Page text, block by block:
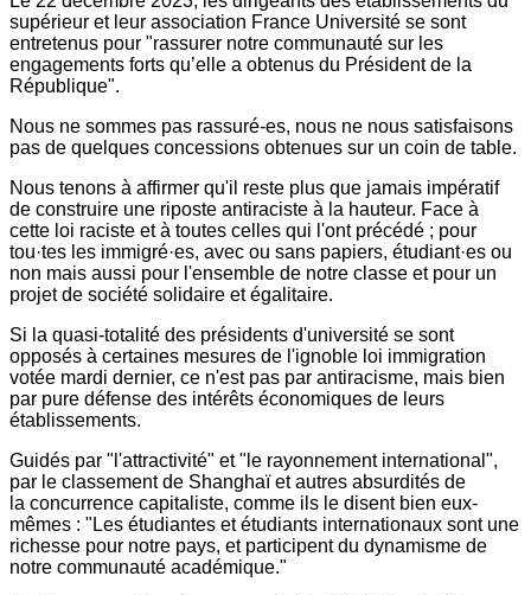
supérieur et leur association France Université se sont
entretenus pour "rassurer notre communauté sur les
engagements forts qu’elle a obtenus du Président de la
République".
Nous ne sommes pas rassuré-es, nous ne nous satisfaisons
pas de quelques concessions obtenues sur un coin de table.
Nous tenons à affirmer qu'il reste plus que jamais impératif
de construire une riposte antiraciste à la hauteur. Face à
cette loi raciste et à toutes celles qui l'ont précédé ; pour
tou·tes les immigré·es, avec ou sans papiers, étudiant·es ou
non mais aussi pour l'ensemble de notre classe et pour un
projet de société solidaire et égalitaire.
Si la quasi-totalité des présidents d'université se sont
opposés à certaines mesures de l'ignoble loi immigration
votée mardi dernier, ce n'est pas par antiracisme, mais bien
par pure défense des intérêts économiques de leurs
établissements.
Guidés par "l'attractivité" et "le rayonnement international",
par le classement de Shanghaï et autres absurdités de
la concurrence capitaliste, comme ils le disent bien eux-
mêmes : "Les étudiantes et étudiants internationaux sont une
richesse pour notre pays, et participent du dynamisme de
notre communauté académique."